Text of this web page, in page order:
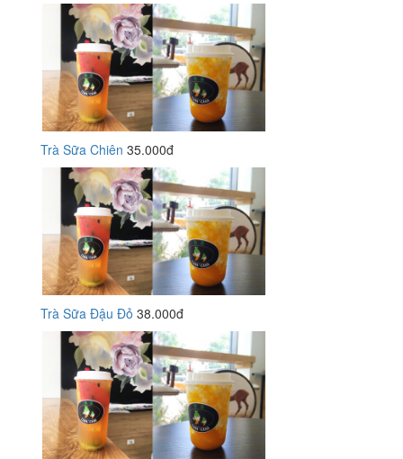
Trà Sữa Chiên 35.000đ
Trà Sữa Đậu Đỏ 38.000đ